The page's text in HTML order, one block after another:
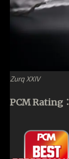
Zurq XXIV
PCM Rating